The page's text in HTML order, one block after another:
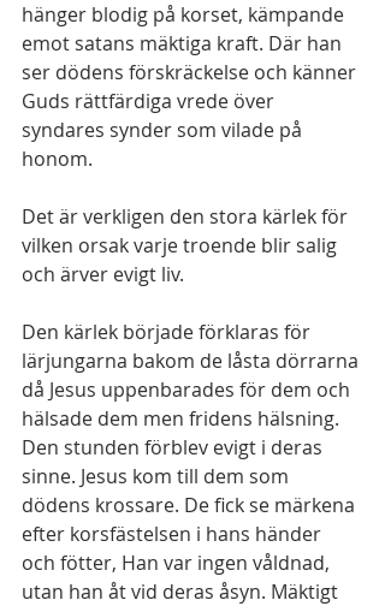
hänger blodig på korset, kämpande
emot satans mäktiga kraft. Där han
ser dödens förskräckelse och känner
Guds rättfärdiga vrede över
syndares synder som vilade på
honom.
Det är verkligen den stora kärlek för
vilken orsak varje troende blir salig
och ärver evigt liv.
Den kärlek började förklaras för
lärjungarna bakom de låsta dörrarna
då Jesus uppenbarades för dem och
hälsade dem men fridens hälsning.
Den stunden förblev evigt i deras
sinne. Jesus kom till dem som
dödens krossare. De fick se märkena
efter korsfästelsen i hans händer
och fötter, Han var ingen våldnad,
utan han åt vid deras åsyn. Mäktigt